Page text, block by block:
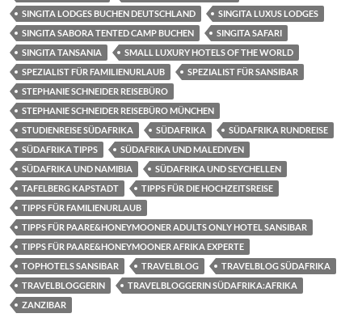
SINGITA LODGES BUCHEN DEUTSCHLAND
SINGITA LUXUS LODGES
SINGITA SABORA TENTED CAMP BUCHEN
SINGITA SAFARI
SINGITA TANSANIA
SMALL LUXURY HOTELS OF THE WORLD
SPEZIALIST FÜR FAMILIENURLAUB
SPEZIALIST FÜR SANSIBAR
STEPHANIE SCHNEIDER REISEBÜRO
STEPHANIE SCHNEIDER REISEBÜRO MÜNCHEN
STUDIENREISE SÜDAFRIKA
SÜDAFRIKA
SÜDAFRIKA RUNDREISE
SÜDAFRIKA TIPPS
SÜDAFRIKA UND MALEDIVEN
SÜDAFRIKA UND NAMIBIA
SÜDAFRIKA UND SEYCHELLEN
TAFELBERG KAPSTADT
TIPPS FÜR DIE HOCHZEITSREISE
TIPPS FÜR FAMILIENURLAUB
TIPPS FÜR PAARE&HONEYMOONER ADULTS ONLY HOTEL SANSIBAR
TIPPS FÜR PAARE&HONEYMOONER AFRIKA EXPERTE
TOPHOTELS SANSIBAR
TRAVELBLOG
TRAVELBLOG SÜDAFRIKA
TRAVELBLOGGERIN
TRAVELBLOGGERIN SÜDAFRIKA:AFRIKA
ZANZIBAR